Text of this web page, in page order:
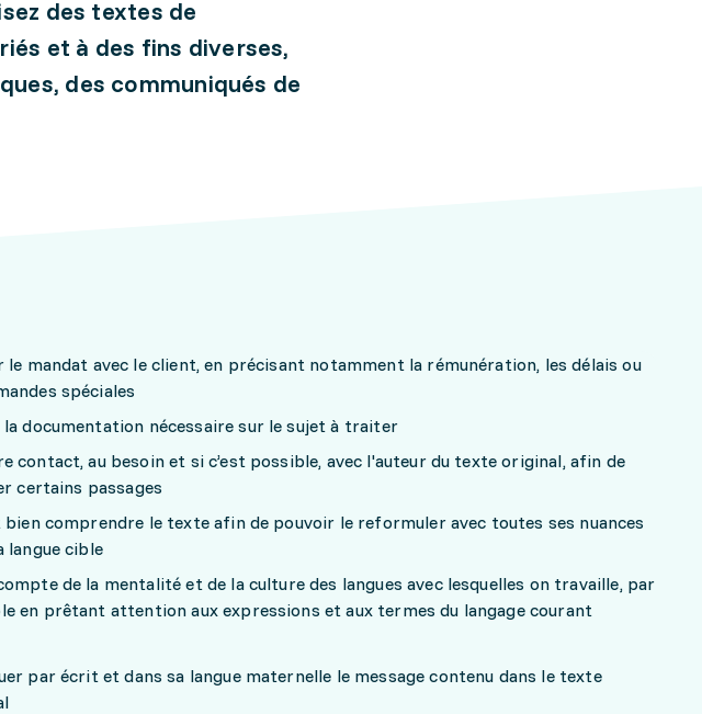
des textes de
et à des fins diverses,
des communiqués de
le mandat avec le client, en précisant notamment la rémunération, les délais ou
spéciales
la documentation nécessaire sur le sujet à traiter
contact, au besoin et si c’est possible, avec l'auteur du texte original, afin de
certains passages
bien comprendre le texte afin de pouvoir le reformuler avec toutes ses nuances
langue cible
de la mentalité et de la culture des langues avec lesquelles on travaille, par
en prêtant attention aux expressions et aux termes du langage courant
par écrit et dans sa langue maternelle le message contenu dans le texte